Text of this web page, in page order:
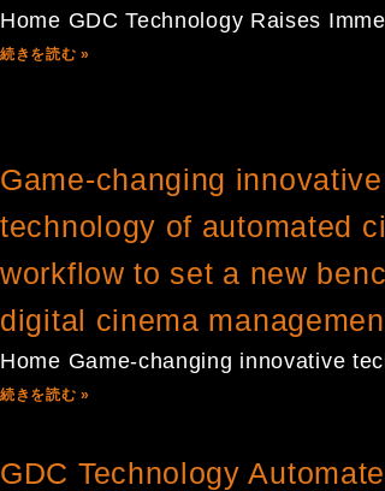
Home GDC Technology Raises
続きを読む »
Game-changing innovative
technology of automated
workflow to set a new
digital cinema
Home Game-changing innovative
続きを読む »
GDC Technology